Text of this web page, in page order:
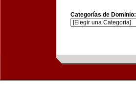
Categorías de Dominio: